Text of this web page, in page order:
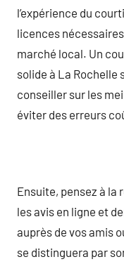
l’expérience du
licences
marché local. Un
solide à La Rochelle
conseiller sur les
éviter des erreurs
Ensuite, pensez à la
les avis en ligne et
auprès de vos amis
se distinguera par